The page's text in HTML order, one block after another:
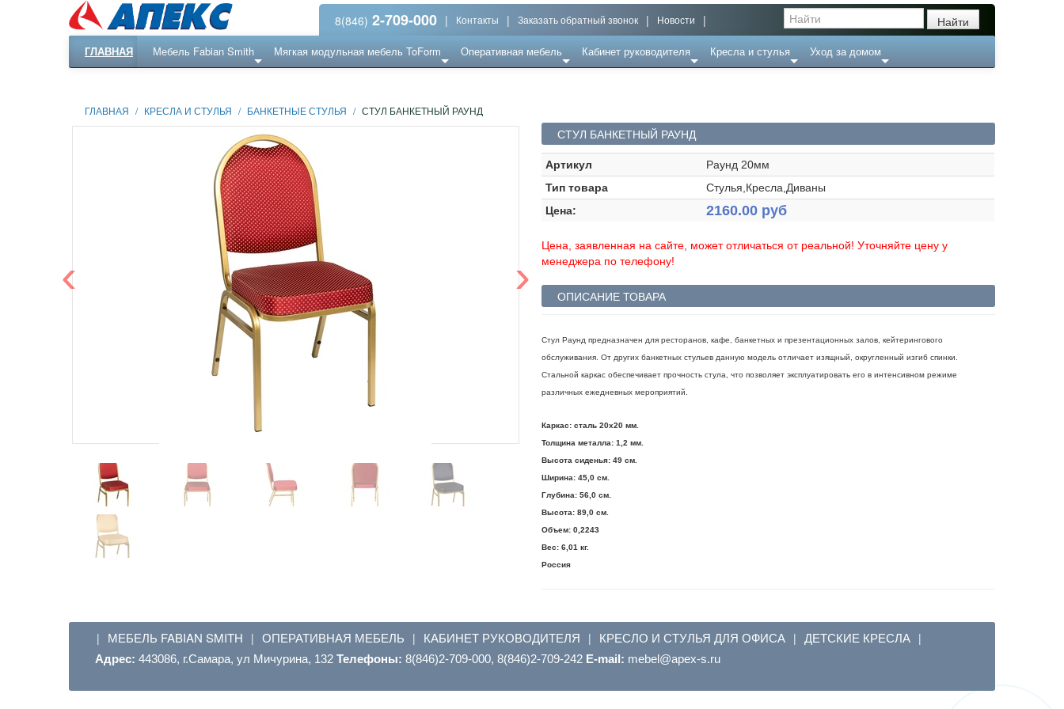
8(846) 2-709-000 | Контакты | Заказать обратный звонок | Новости |
ГЛАВНАЯ Мебель Fabian Smith Мягкая модульная мебель ToForm Оперативная мебель Кабинет руководителя Кресла и стулья Уход за домом
ГЛАВНАЯ / КРЕСЛА И СТУЛЬЯ / БАНКЕТНЫЕ СТУЛЬЯ / СТУЛ БАНКЕТНЫЙ РАУНД
‹ ›
СТУЛ БАНКЕТНЫЙ РАУНД
Артикул
Раунд 20мм
Тип товара
Стулья,Кресла,Диваны
Цена:
2160.00 руб
Цена, заявленная на сайте, может отличаться от реальной! Уточняйте цену у
менеджера по телефону!
ОПИСАНИЕ ТОВАРА
Стул Раунд предназначен для ресторанов, кафе, банкетных и презентационных залов, кейтерингового
обслуживания. От других банкетных стульев данную модель отличает изящный, округленный изгиб спинки.
Стальной каркас обеспечивает прочность стула, что позволяет эксплуатировать его в интенсивном режиме
различных ежедневных мероприятий.
Каркас: сталь 20х20 мм.
Толщина металла: 1,2 мм.
Высота сиденья: 49 см.
Ширина: 45,0 см.
Глубина: 56,0 см.
Высота: 89,0 см.
Объем: 0,2243
Вес: 6,01 кг.
Россия
| МЕБЕЛЬ FABIAN SMITH | ОПЕРАТИВНАЯ МЕБЕЛЬ | КАБИНЕТ РУКОВОДИТЕЛЯ | КРЕСЛО И СТУЛЬЯ ДЛЯ ОФИСА | ДЕТСКИЕ КРЕСЛА |
Адрес: 443086, г.Самара, ул Мичурина, 132 Телефоны: 8(846)2-709-000, 8(846)2-709-242 E-mail: ur.s-xepa@lebem